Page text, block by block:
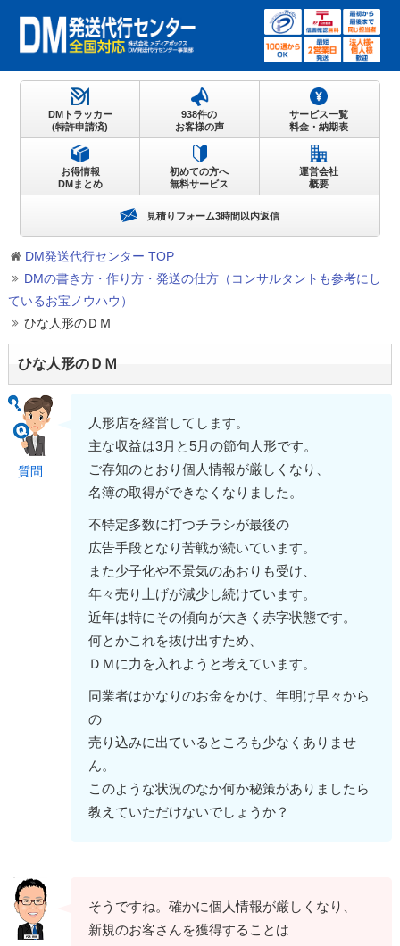
DM発送代行センター TOP
DMの書き方・作り方・発送の仕方（コンサルタントも参考にし
ているお宝ノウハウ）
ひな人形のＤＭ
ひな人形のＤＭ
質問
人形店を経営してします。
主な収益は3月と5月の節句人形です。
ご存知のとおり個人情報が厳しくなり、
名簿の取得ができなくなりました。
不特定多数に打つチラシが最後の
広告手段となり苦戦が続いています。
また少子化や不景気のあおりも受け、
年々売り上げが減少し続けています。
近年は特にその傾向が大きく赤字状態です。
何とかこれを抜け出すため、
ＤＭに力を入れようと考えています。
同業者はかなりのお金をかけ、年明け早々から
の
売り込みに出ているところも少なくありませ
ん。
このような状況のなか何か秘策がありましたら
教えていただけないでしょうか？
そうですね。確かに個人情報が厳しくなり、
新規のお客さんを獲得することは
DMトラッカー
(特許申請済)
938件の
お客様の声
サービス一覧
料金・納期表
お得情報
DMまとめ
初めての方へ
無料サービス
運営会社
概要
見積りフォーム3時間以内返信